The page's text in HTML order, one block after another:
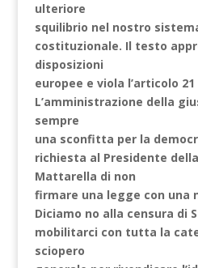
ulteriore
squilibrio nel nostro
costituzionale. Il testo
disposizioni
europee e viola l’articolo
L’amministrazione della
sempre
una sconfitta per la
richiesta al Presidente
Mattarella di non
firmare una legge con una
Diciamo no alla censura di
mobilitarci con tutta la
sciopero